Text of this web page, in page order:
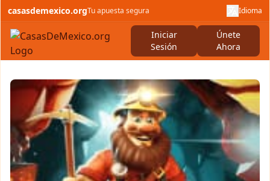
casasdemexico.orgTu apuesta segura Idioma
Iniciar
Sesión
Únete
Ahora